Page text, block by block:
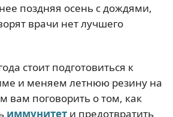
поздняя осень с дождями,
врачи нет лучшего
стоит подготовиться к
и меняем летнюю резину на
поговорить о том, как
иммунитет и предотвратить